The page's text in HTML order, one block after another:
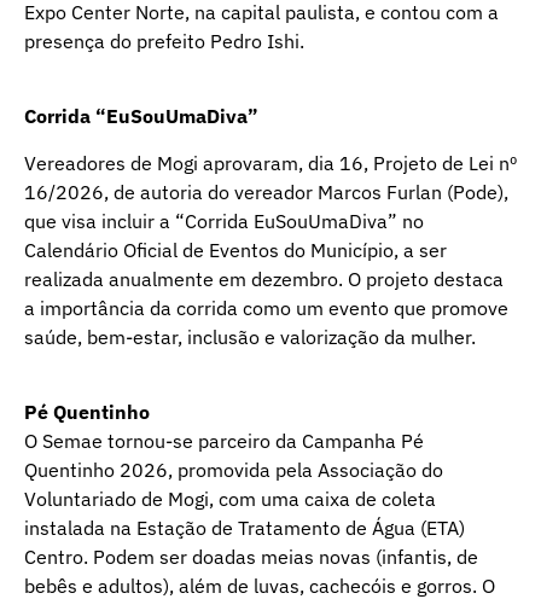
Expo Center Norte, na capital paulista, e contou com a
presença do prefeito Pedro Ishi.
Corrida “EuSouUmaDiva”
Vereadores de Mogi aprovaram, dia 16, Projeto de Lei nº
16/2026, de autoria do vereador Marcos Furlan (Pode),
que visa incluir a “Corrida EuSouUmaDiva” no
Calendário Oficial de Eventos do Município, a ser
realizada anualmente em dezembro. O projeto destaca
a importância da corrida como um evento que promove
saúde, bem-estar, inclusão e valorização da mulher.
Pé Quentinho
O Semae tornou-se parceiro da Campanha Pé
Quentinho 2026, promovida pela Associação do
Voluntariado de Mogi, com uma caixa de coleta
instalada na Estação de Tratamento de Água (ETA)
Centro. Podem ser doadas meias novas (infantis, de
bebês e adultos), além de luvas, cachecóis e gorros. O